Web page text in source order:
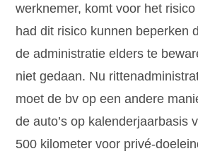
werknemer, komt voor het
had dit risico kunnen beperken
de administratie elders te
niet gedaan. Nu
moet de bv op een andere
de auto’s op kalenderjaarbasis
500 kilometer voor privé-